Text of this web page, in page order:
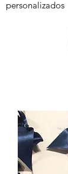
personalizados